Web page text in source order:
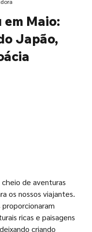
em Maio:
Japão,
de aventuras
os nossos viajantes.
ricas e paisagens
criando